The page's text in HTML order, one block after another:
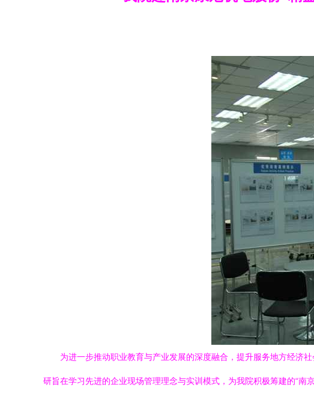
为进一步推动职业教育与产业发展的深度融合，提升服务地方经济
研旨在学习先进的企业现场管理理念与实训模式，为我院积极筹建的“南